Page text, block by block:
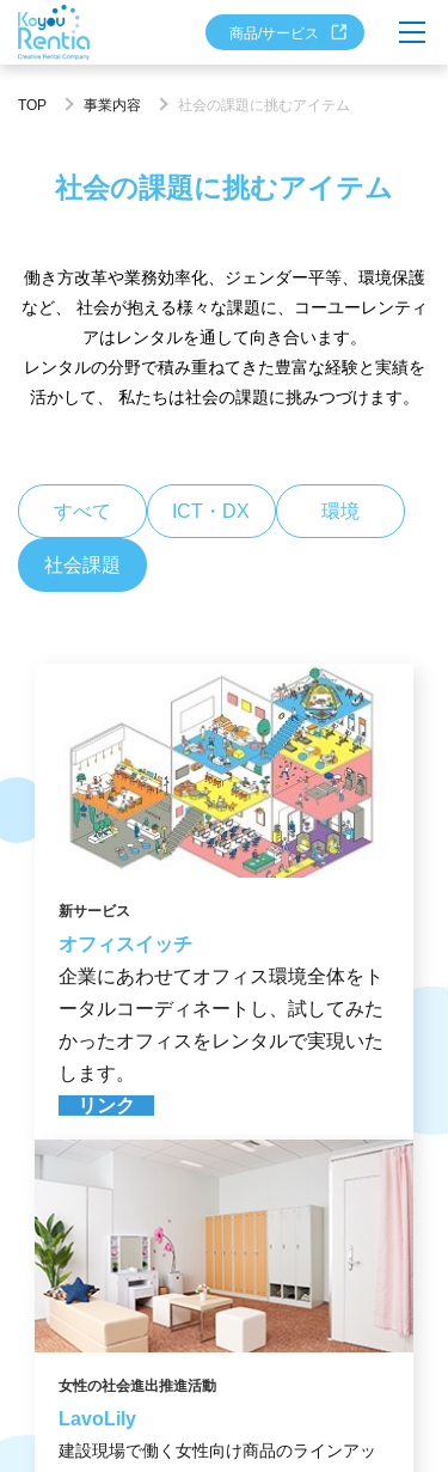
商品/サービス
TOP 事業内容 社会の課題に挑むアイテム
社会の課題に挑むアイテム
働き方改革や業務効率化、ジェンダー平等、環境保護
など、
社会が抱える様々な課題に、コーユーレンティ
アはレンタルを通して向き合います。
レンタルの分野で積み重ねてきた豊富な経験と実績を
活かして、
私たちは社会の課題に挑みつづけます。
すべて ICT・DX 環境
社会課題
新サービス
オフィスイッチ
企業にあわせてオフィス環境全体をト
ータルコーディネートし、試してみた
かったオフィスをレンタルで実現いた
します。
リンク
女性の社会進出推進活動
LavoLily
建設現場で働く女性向け商品のラインアッ